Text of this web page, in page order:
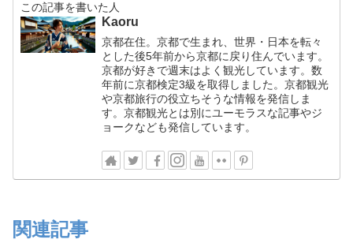
この記事を書いた人
Kaoru
京都在住。京都で生まれ、世界・日本を転々
とした後5年前から京都に戻り住んでいます。
京都が好きで週末はよく観光しています。数
年前に京都検定3級を取得しました。京都観光
や京都旅行の役立ちそうな情報を発信しま
す。京都観光とは別にユーモラスな記事やジ
ョークなども発信しています。
関連記事